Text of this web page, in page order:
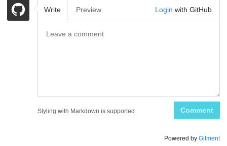
Write Preview Login with GitHub
Styling with Markdown is supported Comment
Powered by Gitment